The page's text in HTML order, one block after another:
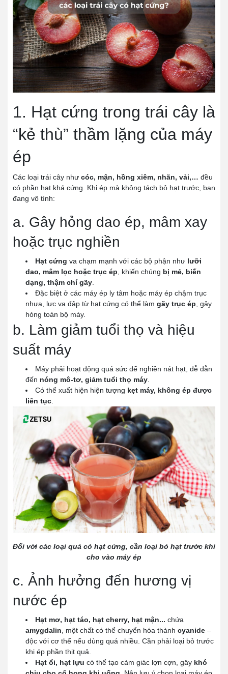
1. Hạt cứng trong trái cây là
“kẻ thù” thầm lặng của máy
ép
Các loại trái cây như cóc, mận, hồng xiêm, nhãn, vải,… đều
có phần hạt khá cứng. Khi ép mà không tách bỏ hạt trước, bạn
đang vô tình:
a. Gây hỏng dao ép, mâm xay
hoặc trục nghiền
Hạt cứng va chạm mạnh với các bộ phận như lưỡi
dao, mâm lọc hoặc trục ép , khiến chúng bị mẻ, biến
dạng, thậm chí gãy
Đặc biệt ở các máy ép ly tâm hoặc máy ép chậm trục
nhựa, lực va đập từ hạt cứng có thể làm gãy trục ép , gây
hỏng toàn bộ máy.
b. Làm giảm tuổi thọ và hiệu
suất máy
Máy phải hoạt động quá sức để nghiền nát hạt, dễ dẫn
đến nóng mô-tơ, giảm tuổi thọ máy
Có thể xuất hiện hiện tượng kẹt máy, không ép được
liên tục
Đối với các loại quả có hạt cứng, cần loại bỏ hạt trước khi
cho vào máy ép
c. Ảnh hưởng đến hương vị
nước ép
Hạt mơ, hạt táo, hạt cherry, hạt mận... chứa
amygdalin , một chất có thể chuyển hóa thành cyanide –
độc với cơ thể nếu dùng quá nhiều. Cần phải loại bỏ trước
khi ép phần thịt quả.
Hạt ổi, hạt lựu có thể tạo cảm giác lợn cợn, gây khó